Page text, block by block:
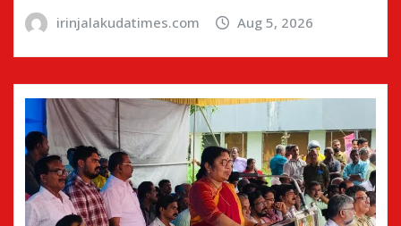
irinjalakudatimes.com Aug 5, 2026